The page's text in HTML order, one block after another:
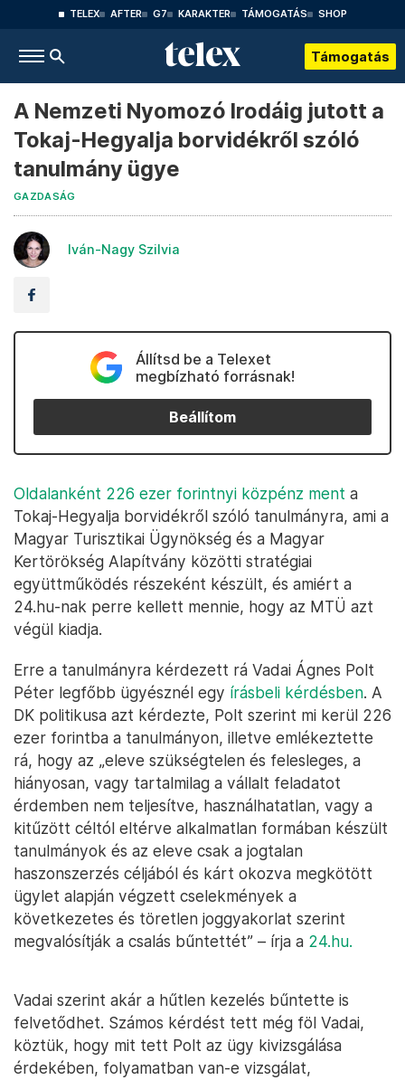
TELEX AFTER G7 KARAKTER TÁMOGATÁS SHOP
Támogatás
A Nemzeti Nyomozó Irodáig jutott a
Tokaj-Hegyalja borvidékről szóló
tanulmány ügye
GAZDASÁG
Iván-Nagy Szilvia
Állítsd be a Telexet
megbízható forrásnak!
Beállítom
Oldalanként 226 ezer forintnyi közpénz ment a
Tokaj-Hegyalja borvidékről szóló tanulmányra, ami a
Magyar Turisztikai Ügynökség és a Magyar
Kertörökség Alapítvány közötti stratégiai
együttműködés részeként készült, és amiért a
24.hu-nak perre kellett mennie, hogy az MTÜ azt
végül kiadja.
Erre a tanulmányra kérdezett rá Vadai Ágnes Polt
Péter legfőbb ügyésznél egy írásbeli kérdésben. A
DK politikusa azt kérdezte, Polt szerint mi kerül 226
ezer forintba a tanulmányon, illetve emlékeztette
rá, hogy az „eleve szükségtelen és felesleges, a
hiányosan, vagy tartalmilag a vállalt feladatot
érdemben nem teljesítve, használhatatlan, vagy a
kitűzött céltól eltérve alkalmatlan formában készült
tanulmányok és az eleve csak a jogtalan
haszonszerzés céljából és kárt okozva megkötött
ügylet alapján végzett cselekmények a
következetes és töretlen joggyakorlat szerint
megvalósítják a csalás bűntettét” – írja a 24.hu.
Vadai szerint akár a hűtlen kezelés bűntette is
felvetődhet. Számos kérdést tett még föl Vadai,
köztük, hogy mit tett Polt az ügy kivizsgálása
érdekében, folyamatban van-e vizsgálat,